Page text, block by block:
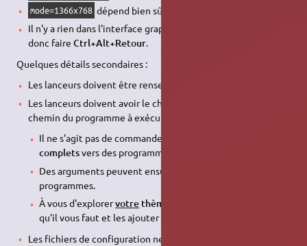
mode=1366x768 dépend bien sûr de votre écran ;
Il n'y a rien dans l'interface graphique pour quitter, il faut
donc faire Ctrl+Alt+Retour.
Quelques détails secondaires :
Les lanceurs doivent être renseignés un par un, dans l'ordre.
Les lanceurs doivent avoir le chemin d'une icône valide et le
chemin du programme à exécuter :
Il ne s'agit pas de commandes bash, mais bien de
completsvers des programmes.
Des arguments peuvent ensuite être donnés à ces
programmes.
À vous d'explorervotre thème d'icône
qu'il vous faut et les ajouter manuellement.
Les fichiers de configuration ne peuvent pas être copiés-